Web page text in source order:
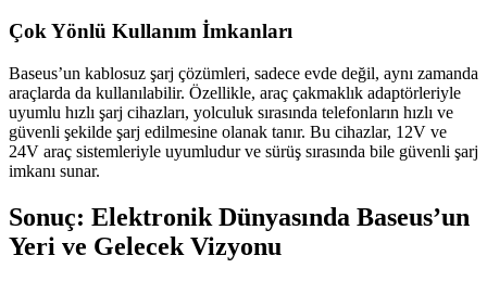
Çok Yönlü Kullanım İmkanları
Baseus’un kablosuz şarj çözümleri, sadece evde değil, aynı zamanda
araçlarda da kullanılabilir. Özellikle, araç çakmaklık adaptörleriyle
uyumlu hızlı şarj cihazları, yolculuk sırasında telefonların hızlı ve
güvenli şekilde şarj edilmesine olanak tanır. Bu cihazlar, 12V ve
24V araç sistemleriyle uyumludur ve sürüş sırasında bile güvenli şarj
imkanı sunar.
Sonuç: Elektronik Dünyasında Baseus’un
Yeri ve Gelecek Vizyonu